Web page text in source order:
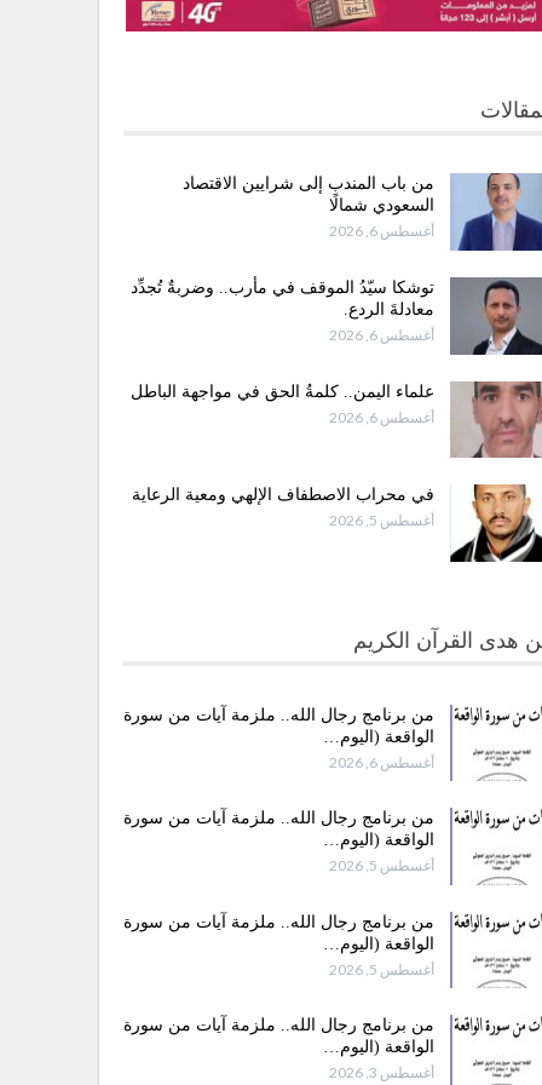
من باب المندب إلى شرايين الاقتصاد
السعودي شمالًا
أغسطس 6, 2026
توشكا سيّدُ الموقف في مأرب.. وضربةٌ تُجدِّد
معادلةَ الردع.
أغسطس 6, 2026
علماء اليمن.. كلمةُ الحق في مواجهة الباطل
أغسطس 6, 2026
في محراب الاصطفاف الإلهي ومعية الرعاية
أغسطس 5, 2026
هدى القرآن الكريم
من برنامج رجال الله.. ملزمة آيات من سورة
الواقعة (اليوم…
أغسطس 6, 2026
من برنامج رجال الله.. ملزمة آيات من سورة
الواقعة (اليوم…
أغسطس 5, 2026
من برنامج رجال الله.. ملزمة آيات من سورة
الواقعة (اليوم…
أغسطس 5, 2026
من برنامج رجال الله.. ملزمة آيات من سورة
الواقعة (اليوم…
أغسطس 3, 2026